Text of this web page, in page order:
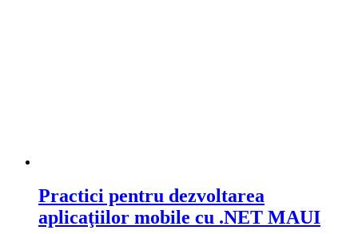
Practici pentru dezvoltarea
aplicaţiilor mobile cu .NET MAUI